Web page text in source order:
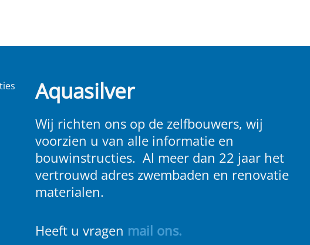
Aquasilver
Wij richten ons op de zelfbouwers, wij
voorzien u van alle informatie en
bouwinstructies. Al meer dan 22 jaar het
vertrouwd adres zwembaden en renovatie
materialen.
Heeft u vragen mail ons.